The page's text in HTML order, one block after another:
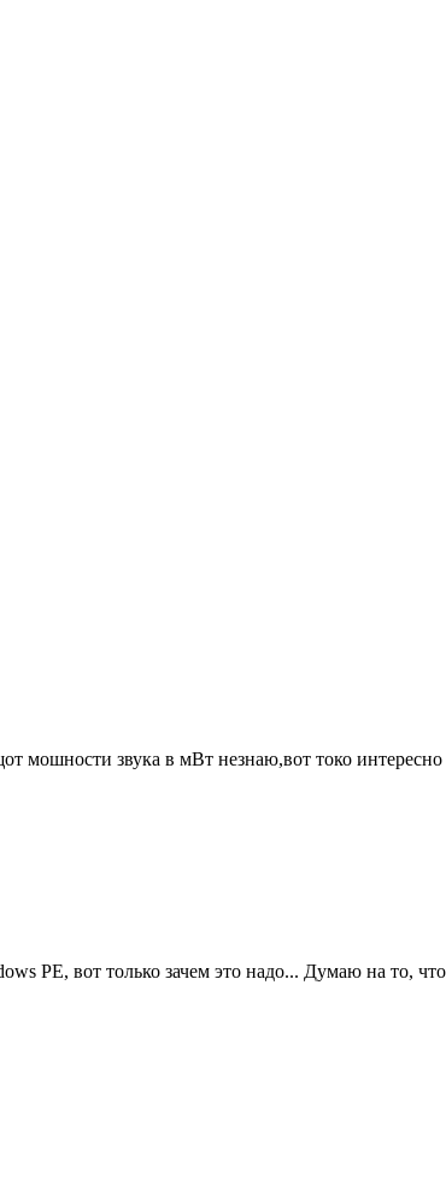
звука в мВт незнаю,вот токо интересно
PE, вот только зачем это надо... Думаю на то,